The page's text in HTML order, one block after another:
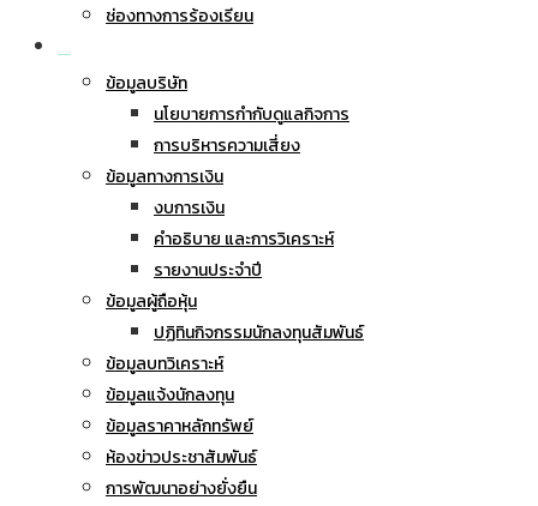
ช่องทางการร้องเรียน
ข้อมูลบริษัท
นโยบายการกำกับดูแลกิจการ
การบริหารความเสี่ยง
ข้อมูลทางการเงิน
งบการเงิน
คำอธิบาย และการวิเคราะห์
รายงานประจำปี
ข้อมูลผู้ถือหุ้น
ปฏิทินกิจกรรมนักลงทุนสัมพันธ์
ข้อมูลบทวิเคราะห์
ข้อมูลแจ้งนักลงทุน
ข้อมูลราคาหลักทรัพย์
ห้องข่าวประชาสัมพันธ์
การพัฒนาอย่างยั่งยืน